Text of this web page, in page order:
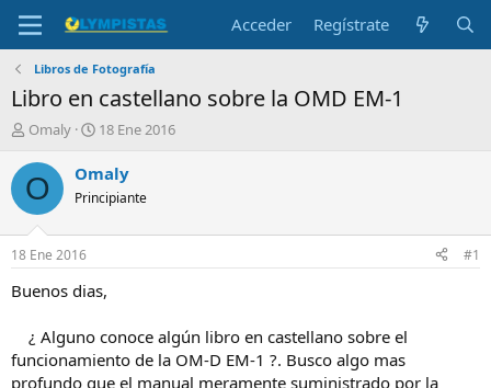
Acceder Regístrate
Libros de Fotografía
Libro en castellano sobre la OMD EM-1
I
i
c
a
d
o
r
l
t
Omaly
F
c
a
i
n
i
o
18 Ene 2016
O Omaly
Principiante
18 Ene 2016 #1
Buenos dias,
¿ Alguno conoce algún libro en castellano sobre el
funcionamiento de la OM-D EM-1 ?. Busco algo mas
profundo que el manual meramente suministrado por la